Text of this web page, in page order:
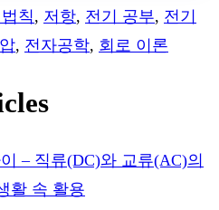
칙, 저항, 전기 공부, 전기
, 전자공학, 회로 이론
– 직류(DC)와 교류(AC)의
활 속 활용